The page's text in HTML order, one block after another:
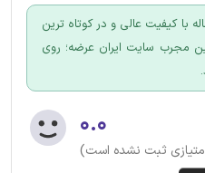
با کیفیت عالی و در کوتاه ترین
مجرب سایت ایران عرضه؛ روی
۰.۰
ثبت نشده است)